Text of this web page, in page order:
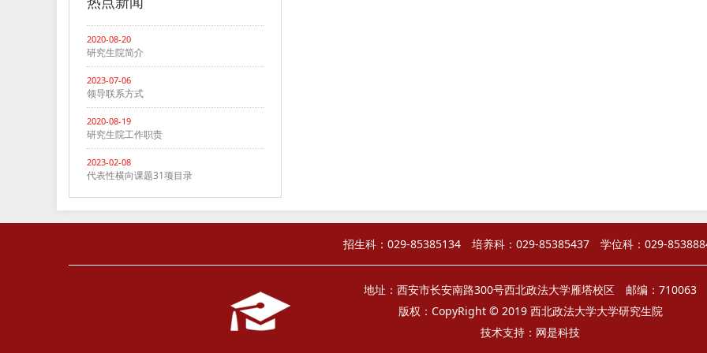
2020-08-20
研究生院简介
2023-07-06
领导联系方式
2020-08-19
研究生院工作职责
2023-02-08
代表性横向课题31项目录
招生科：029-85385134 培养科：029-85385437 学位科：029-
地址：西安市长安南路300号西北政法大学雁塔校区 邮编：710063
版权：CopyRight © 2019 西北政法大学大学研究生院
技术支持： 网是科技